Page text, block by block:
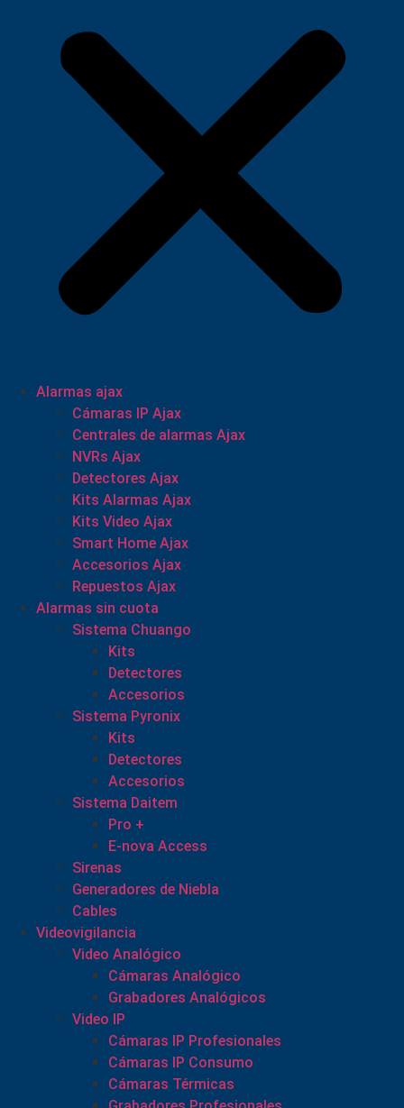
Alarmas ajax
Cámaras IP Ajax
Centrales de alarmas Ajax
NVRs Ajax
Detectores Ajax
Kits Alarmas Ajax
Kits Video Ajax
Smart Home Ajax
Accesorios Ajax
Repuestos Ajax
Alarmas sin cuota
Sistema Chuango
Kits
Detectores
Accesorios
Sistema Pyronix
Kits
Detectores
Accesorios
Sistema Daitem
Pro +
E-nova Access
Sirenas
Generadores de Niebla
Cables
Videovigilancia
Video Analógico
Cámaras Analógico
Grabadores Analógicos
Video IP
Cámaras IP Profesionales
Cámaras IP Consumo
Cámaras Térmicas